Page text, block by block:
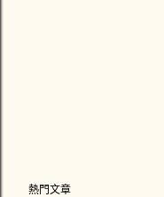
熱門文章